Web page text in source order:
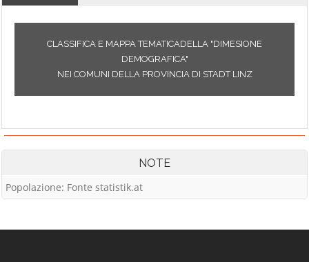
CLASSIFICA E MAPPA TEMATICADELLA "DIMESIONE
DEMOGRAFICA"
NEI COMUNI DELLA PROVINCIA DI STADT LINZ
NOTE
Popolazione: Fonte statistik.at